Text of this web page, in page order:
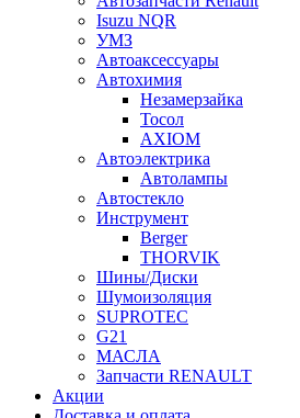
Isuzu NQR
УМЗ
Автоаксессуары
Автохимия
Незамерзайка
Тосол
AXIOM
Автоэлектрика
Автолампы
Автостекло
Инструмент
Berger
THORVIK
Шины/Диски
Шумоизоляция
SUPROTEC
G21
МАСЛА
Запчасти RENAULT
Акции